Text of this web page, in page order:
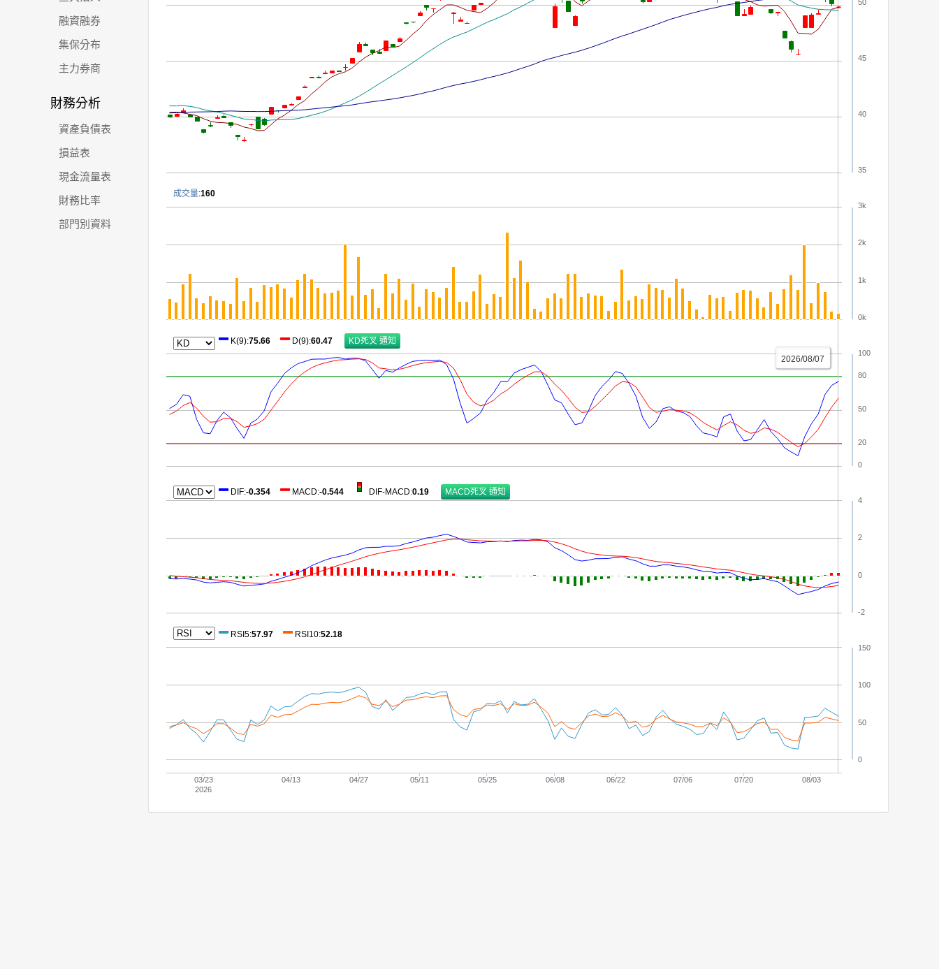
融資融券
集保分布
主力券商
財務分析
資產負債表
損益表
現金流量表
財務比率
部門別資料
04/13 04/27 05/11 05/25 06/08 06/22 07/06 07/20 08/03
03/23
2026
35
40
45
50
0k
1k
2k
3k
0
20
50
80
100
-2
0
2
4
0
50
100
150
2026/08/07
成交量:160
K(9):75.66 D(9):60.47
DIF:-0.354 MACD:-0.544 DIF-MACD:0.19
RSI5:57.97 RSI10:52.18